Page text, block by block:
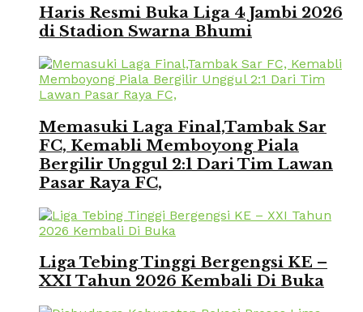
Haris Resmi Buka Liga 4 Jambi 2026
di Stadion Swarna Bhumi
Memasuki Laga Final,Tambak Sar
FC, Kemabli Memboyong Piala
Bergilir Unggul 2:1 Dari Tim Lawan
Pasar Raya FC,
Liga Tebing Tinggi Bergengsi KE –
XXI Tahun 2026 Kembali Di Buka